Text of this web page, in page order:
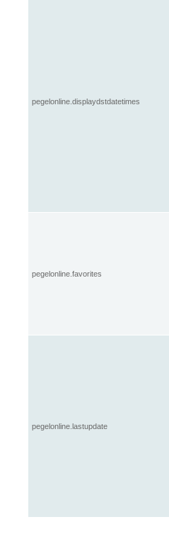
pegelonline.displaydstdatetimes
pegelonline.favorites
pegelonline.lastupdate